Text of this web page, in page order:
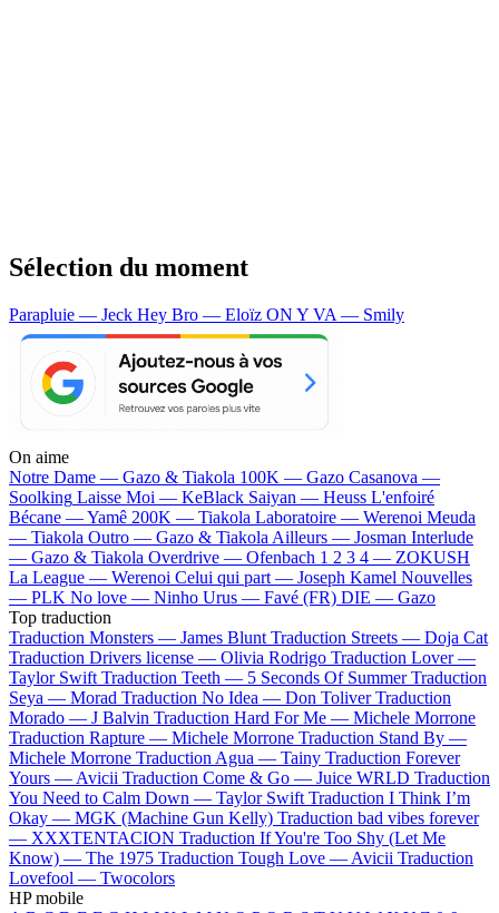
Sélection du moment
Parapluie — Jeck Hey Bro — Eloïz ON Y VA — Smily
On aime
Notre Dame — Gazo & Tiakola 100K — Gazo Casanova —
Soolking Laisse Moi — KeBlack Saiyan — Heuss L'enfoiré
Bécane —Yamê 200K — Tiakola Laboratoire — Werenoi Meuda
— Tiakola Outro — Gazo & Tiakola Ailleurs — Josman Interlude
— Gazo & Tiakola Overdrive — Ofenbach 1 2 3 4 — ZOKUSH
La League — Werenoi Celui qui part — Joseph Kamel Nouvelles
— PLK No love — Ninho Urus — Favé (FR) DIE — Gazo
Top traduction
Traduction Monsters — James Blunt Traduction Streets — Doja Cat
Traduction Drivers license — Olivia Rodrigo Traduction Lover —
Taylor Swift Traduction Teeth — 5 Seconds Of Summer Traduction
Seya — Morad Traduction No Idea — Don Toliver Traduction
Morado — J Balvin Traduction Hard For Me — Michele Morrone
Traduction Rapture — Michele Morrone Traduction Stand By —
Michele Morrone Traduction Agua — Tainy Traduction Forever
Yours — Avicii Traduction Come & Go — Juice WRLD Traduction
You Need to Calm Down — Taylor Swift Traduction I Think I’m
Okay — MGK (Machine Gun Kelly) Traduction bad vibes forever
— XXXTENTACION Traduction If You're Too Shy (Let Me
Know) — The 1975 Traduction Tough Love — Avicii Traduction
Lovefool — Twocolors
HP mobile